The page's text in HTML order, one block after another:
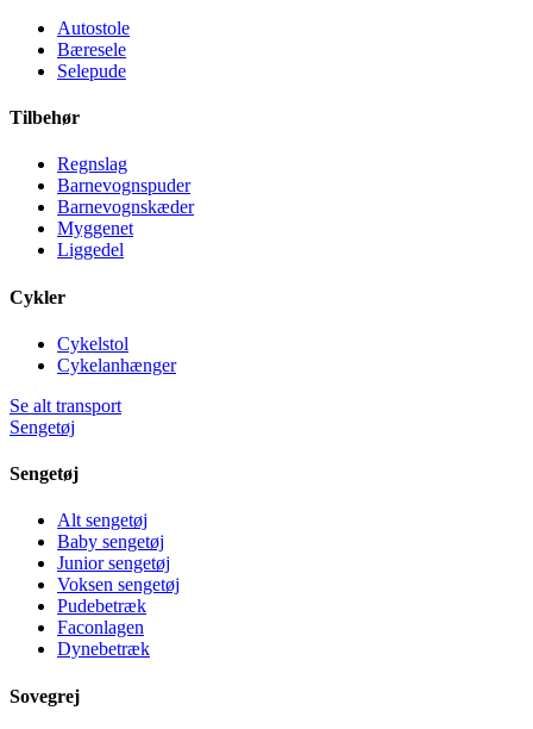
Autostole
Bæresele
Selepude
Tilbehør
Regnslag
Barnevognspuder
Barnevognskæder
Myggenet
Liggedel
Cykler
Cykelstol
Cykelanhænger
Se alt transport
Sengetøj
Sengetøj
Alt sengetøj
Baby sengetøj
Junior sengetøj
Voksen sengetøj
Pudebetræk
Faconlagen
Dynebetræk
Sovegrej